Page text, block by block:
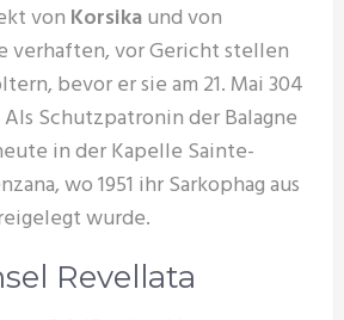
von Korsikaund von
verhaften, vor Gericht stellen
bevor er sie am 21. Mai 304
Schutzpatronin der Balagne
in der Kapelle Sainte-
wo 1951 ihr Sarkophag aus
wurde.
Revellata